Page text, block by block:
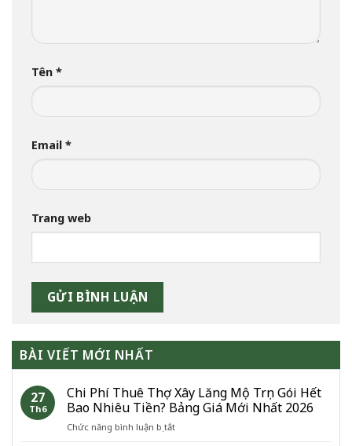
Tên *
Email *
Trang web
BÀI VIẾT MỚI NHẤT
27
Th6
Chi Phí Thuê Thợ Xây Lăng Mộ Trọn Gói Hết
Bao Nhiêu Tiền? Bảng Giá Mới Nhất 2026
Chức năng bình luận bị tắtở